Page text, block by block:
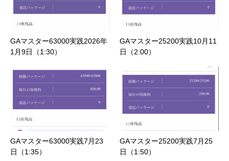
GAマスター63000実践2026年
1月9日（1:30）
GAマスター25200実践10月11
日（2:00）
GAマスター63000実践7月23
日（1:35）
GAマスター25200実践7月25
日（1:50）